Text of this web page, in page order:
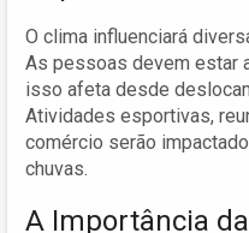
O clima influenciará
As pessoas devem estar
isso afeta desde
Atividades esportivas,
comércio serão
chuvas.
A Importância